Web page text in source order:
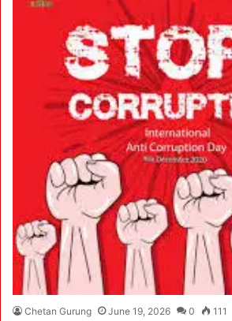
Chetan Gurung June 19, 2026 0 111